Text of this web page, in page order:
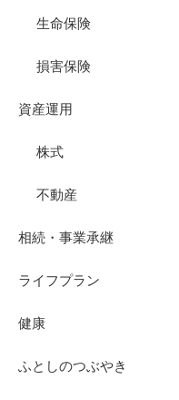
生命保険
損害保険
資産運用
株式
不動産
相続・事業承継
ライフプラン
健康
ふとしのつぶやき